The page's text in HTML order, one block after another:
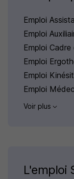
Emploi
Emploi
Emploi
Emploi
Emploi
Emploi
Voir plus
L'emploi